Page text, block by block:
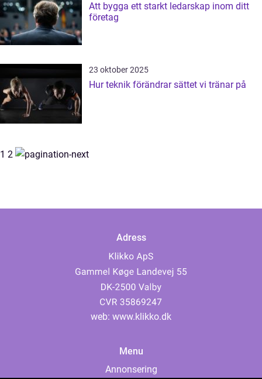
Att bygga ett starkt ledarskap inom ditt
företag
23 oktober 2025
Hur teknik förändrar sättet vi tränar på
1 2
Adress
web: www.klikko.dk
Menu
Annonsering